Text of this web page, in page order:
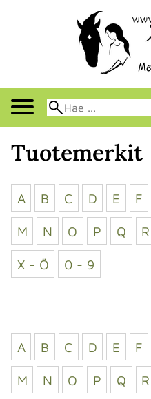
Tuotemerkit
A B C D E F
M N O P Q R
X - Ö 0 - 9
A B C D E F
M N O P Q R